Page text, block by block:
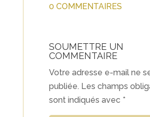
0 COMMENTAIRES
SOUMETTRE UN
COMMENTAIRE
Votre adresse e-mail ne
publiée. Les champs
sont indiqués avec *